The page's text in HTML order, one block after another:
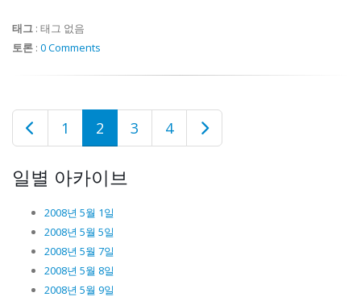
태그 : 태그 없음
토론 : 0 Comments
1 2 3 4
일별 아카이브
2008년 5월 1일
2008년 5월 5일
2008년 5월 7일
2008년 5월 8일
2008년 5월 9일